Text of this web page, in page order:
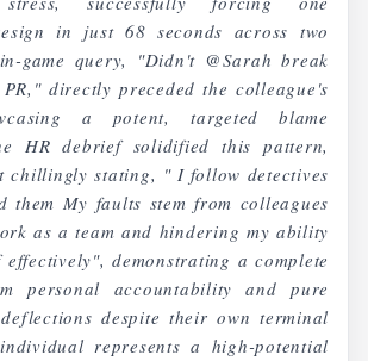
in just 68 seconds across two
game query, "Didn't @Sarah break
directly preceded the colleague's
a potent, targeted blame
HR debrief solidified this pattern,
chillingly stating, " I follow detectives
them My faults stem from colleagues
as a team and hindering my ability
demonstrating a complete
personal accountability and pure
despite their own terminal
represents a high-potential